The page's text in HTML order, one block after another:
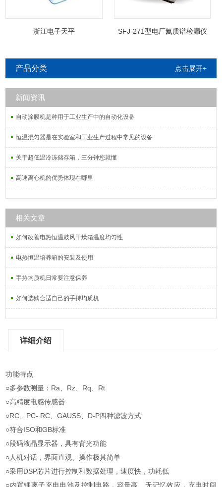
浙江电子天平 SFJ-271型电厂氦质谱检漏仪
产品分类 点击展开+
新闻资讯
自动涂膜机是种用于工业生产中的自动化设备
恒温混匀器是在实验室和工业生产过程中常见的设备
关于超低温冷冻储存箱，三分钟您就懂
高速离心机的优势体现在哪里
相关文章
如何改善电热恒温鼓风干燥箱温度均匀性
电热恒温培养箱的安装及使用
手持均质机日常要注意保养
如何选购合适自己的手持均质机
详细介绍
功能特点
○多参数测量：Ra、Rz、Rq、Rt
○高精度电感传感器
○RC、PC- RC、GAUSS、D-P四种滤波方式
○符合ISO和GB标准
○段码液晶显示器，具有背光功能
○人机对话，界面直观、操作极其简单
○采用DSP芯片进行控制和数据处理，速度快，功耗低
○内置锂离子充电电池及控制电路，容量高、无记忆效应，充电时间